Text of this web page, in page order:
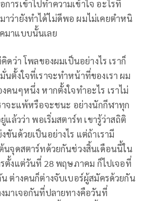
ารเข้าไปทำความเข้าใจ อะไรที่
ว่ายังทำได้ไม่ดีพอ ผมไม่เคยตำหนิ
มาแบบนั้นเลย
ดว่า โพลของผมเป็นอย่างไร เราก็
นตั้งใจที่เราจะทำหน้าที่ของเรา ผม
คนๆหนึ่ง หากตั้งใจทำอะไร เราไม่
าจะแพ้หรือจะชนะ อย่างนักกีฬาทุก
แล้วว่า พอเริ่มสตาร์ท เขารู้ว่าสถิติ
ขันด้วยเป็นอย่างไร แต่ถ้าเรามี
นจุดสตาร์ทด้วยกันช่วงสิ้นเดือนนี้ใน
ตั้งแต่วันที่ 28 พฤษภาคม ก็ไปเจอที่
ต่างคนก็ต่างจับเบอร์ผู้สมัครด้วยกัน
มาเจอกันที่ปลายทางคือวันที่